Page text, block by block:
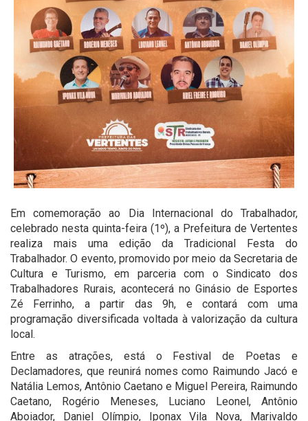
Em comemoração ao Dia Internacional do Trabalhador,
celebrado nesta quinta-feira (1º), a Prefeitura de Vertentes
realiza mais uma edição da Tradicional Festa do
Trabalhador. O evento, promovido por meio da Secretaria de
Cultura e Turismo, em parceria com o Sindicato dos
Trabalhadores Rurais, acontecerá no Ginásio de Esportes
Zé Ferrinho, a partir das 9h, e contará com uma
programação diversificada voltada à valorização da cultura
local.
Entre as atrações, está o Festival de Poetas e
Declamadores, que reunirá nomes como Raimundo Jacó e
Natália Lemos, Antônio Caetano e Miguel Pereira, Raimundo
Caetano, Rogério Meneses, Luciano Leonel, Antônio
Aboiador, Daniel Olímpio, Iponax Vila Nova, Marivaldo